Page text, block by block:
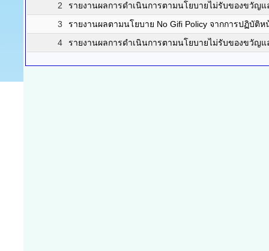
2
รายงานผลการดำเนินการตามนโยบายไม่รับของขวัญ
3
รายงานผลตามนโยบาย No Gifi Policy จากการปฏิบัติห
4
รายงานผลการดำเนินการตามนโยบายไม่รับของขวัญ